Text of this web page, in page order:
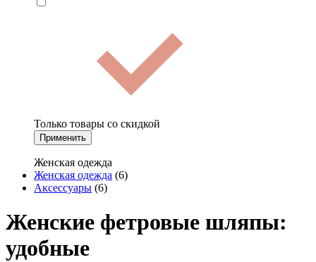
Только товары со скидкой
Применить
Женская одежда
Женская одежда (6)
Аксессуары (6)
Женские фетровые шляпы:
удобные